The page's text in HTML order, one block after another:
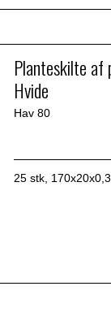
Planteskilte
Hvide
Hav 80
25 stk,